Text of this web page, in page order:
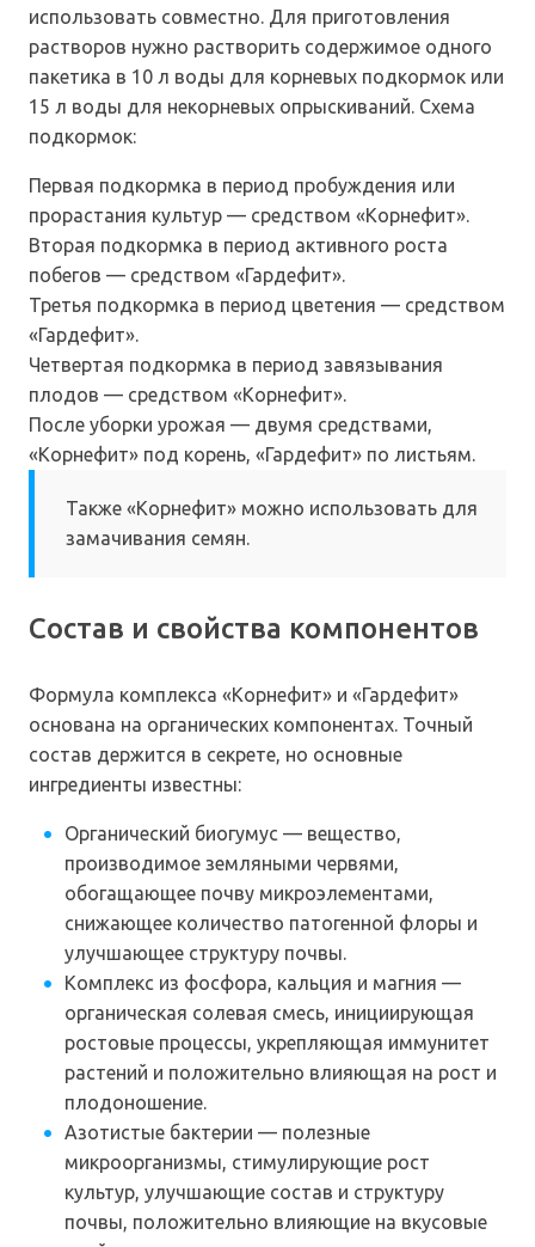
использовать совместно. Для приготовления
растворов нужно растворить содержимое одного
пакетика в 10 л воды для корневых подкормок или
15 л воды для некорневых опрыскиваний. Схема
подкормок:
Первая подкормка в период пробуждения или
прорастания культур — средством «Корнефит».
Вторая подкормка в период активного роста
побегов — средством «Гардефит».
Третья подкормка в период цветения — средством
«Гардефит».
Четвертая подкормка в период завязывания
плодов — средством «Корнефит».
После уборки урожая — двумя средствами,
«Корнефит» под корень, «Гардефит» по листьям.
Также «Корнефит» можно использовать для
замачивания семян.
Состав и свойства компонентов
Формула комплекса «Корнефит» и «Гардефит»
основана на органических компонентах. Точный
состав держится в секрете, но основные
ингредиенты известны:
Органический биогумус — вещество,
производимое земляными червями,
обогащающее почву микроэлементами,
снижающее количество патогенной флоры и
улучшающее структуру почвы.
Комплекс из фосфора, кальция и магния —
органическая солевая смесь, инициирующая
ростовые процессы, укрепляющая иммунитет
растений и положительно влияющая на рост и
плодоношение.
Азотистые бактерии — полезные
микроорганизмы, стимулирующие рост
культур, улучшающие состав и структуру
почвы, положительно влияющие на вкусовые